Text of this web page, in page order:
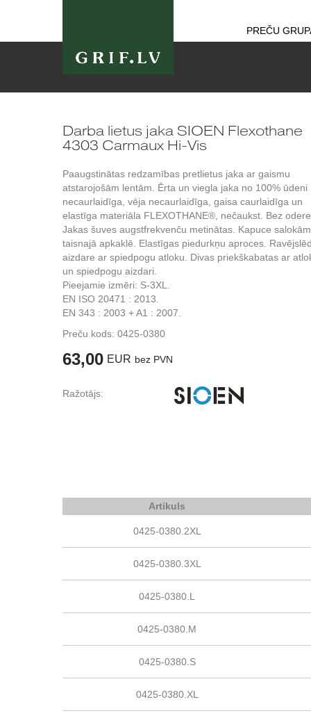
PREČU
Darba lietus jaka SIOEN Flexothane
4303 Carmaux Hi-Vis
Paaugstinātas redzamības pretlietus jaka ar gaismu
atstarojošām lentām. Ērta un viegla jaka no 100% ūdeni
necaurlaidīga, vēja necaurlaidīga, gaisa caurlaidīga un
elastīga materiāla FLEXOTHANE®, nečaukst. Bez
Jakas šuves augstfrekvenču metinātas. Kapuce
taisnajā apkaklē. Elastīgas piedurkņu aproces.
aizdare ar spiedpogu atloku. Divas priekškabatas ar
un spiedpogu aizdari.
Pieejamie izmēri: S-3XL.
EN ISO 20471 : 2013.
EN 343 : 2003 + A1 : 2007.
Preču kods: 0425-0380
63,00 EUR bez PVN
Ražotājs:
Artikuls
0425-0380.2XL
0425-0380.3XL
0425-0380.L
0425-0380.M
0425-0380.S
0425-0380.XL